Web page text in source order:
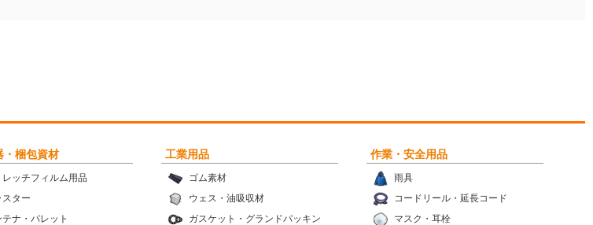
・梱包資材
レッチフィルム用品
スター
テナ・パレット
工業用品
ゴム素材
ウェス・油吸収材
ガスケット・グランドパッキン
作業・安全用品
雨具
コードリール・延長コード
マスク・耳栓